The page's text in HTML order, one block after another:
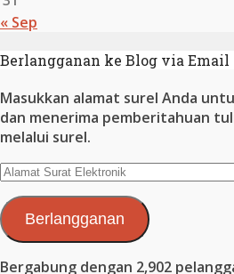
« Sep
Berlangganan ke Blog via Email
Masukkan alamat surel Anda
dan menerima pemberitahuan
melalui surel.
Alamat
Elektronik
Berlangganan
Bergabung dengan 2,902